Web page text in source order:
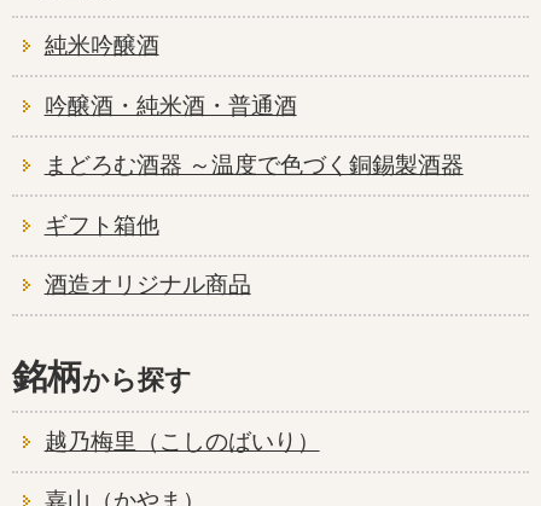
純米吟醸酒
吟醸酒・純米酒・普通酒
まどろむ酒器 ～温度で色づく銅錫製酒器
ギフト箱他
酒造オリジナル商品
銘柄
越乃梅里（こしのばいり）